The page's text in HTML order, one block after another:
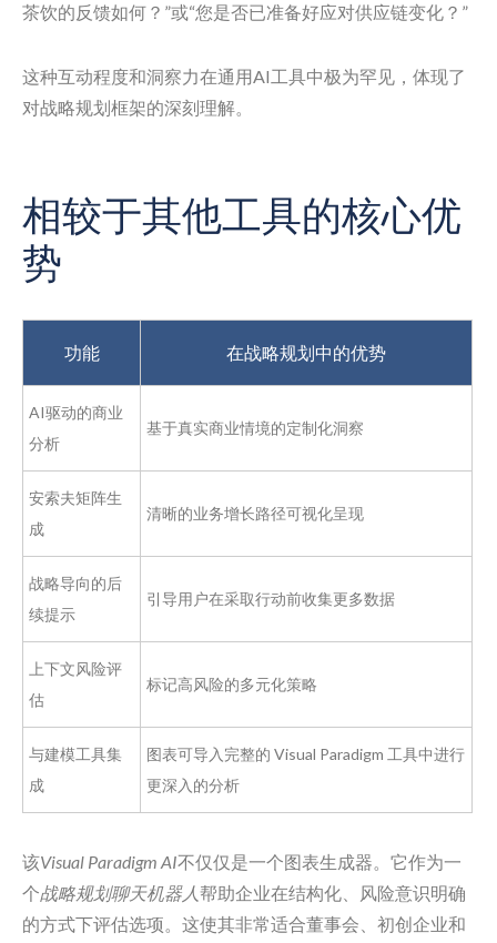
茶饮的反馈如何？”或“您是否已准备好应对供应链变化？”
这种互动程度和洞察力在通用AI工具中极为罕见，体现了
对战略规划框架的深刻理解。
相较于其他工具的核心优
势
功能 在战略规划中的优势
AI驱动的商业
分析
基于真实商业情境的定制化洞察
安索夫矩阵生
成
清晰的业务增长路径可视化呈现
战略导向的后
续提示
引导用户在采取行动前收集更多数据
上下文风险评
估
标记高风险的多元化策略
与建模工具集
成
图表可导入完整的 Visual Paradigm 工具中进行
更深入的分析
该Visual Paradigm AI不仅仅是一个图表生成器。它作为一
个战略规划聊天机器人帮助企业在结构化、风险意识明确
的方式下评估选项。这使其非常适合董事会、初创企业和